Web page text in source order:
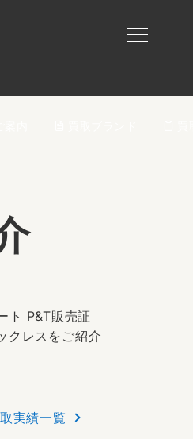
ト P&T販売証
クレスをご紹介
実績一覧